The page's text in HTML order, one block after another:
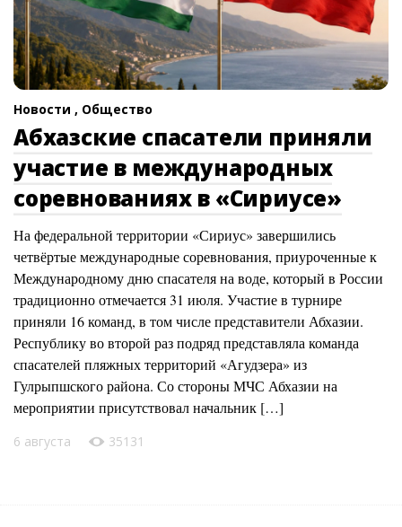
Новости , Общество
Абхазские спасатели приняли
участие в международных
соревнованиях в «Сириусе»
На федеральной территории «Сириус» завершились
четвёртые международные соревнования, приуроченные к
Международному дню спасателя на воде, который в России
традиционно отмечается 31 июля. Участие в турнире
приняли 16 команд, в том числе представители Абхазии.
Республику во второй раз подряд представляла команда
спасателей пляжных территорий «Агудзера» из
Гулрыпшского района. Со стороны МЧС Абхазии на
мероприятии присутствовал начальник […]
6 августа 35131